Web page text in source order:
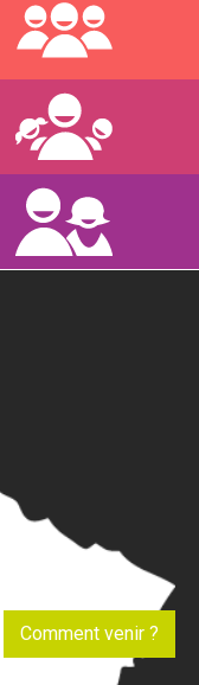
Comment venir ?